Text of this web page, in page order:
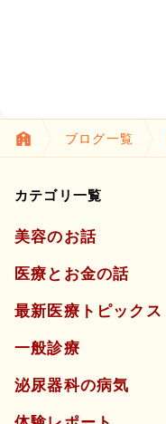
ブログ一覧
カテゴリ一覧
美容のお話
医療とお金の話
最新医療トピックス
一般診療
泌尿器科の病気